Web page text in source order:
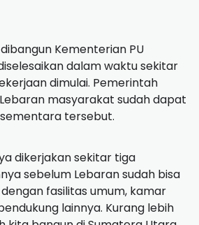
Kementerian PU
dalam waktu sekitar
dimulai. Pemerintah
masyarakat sudah dapat
tersebut.
dikerjakan sekitar tiga
sebelum Lebaran sudah bisa
fasilitas umum, kamar
lainnya. Kurang lebih